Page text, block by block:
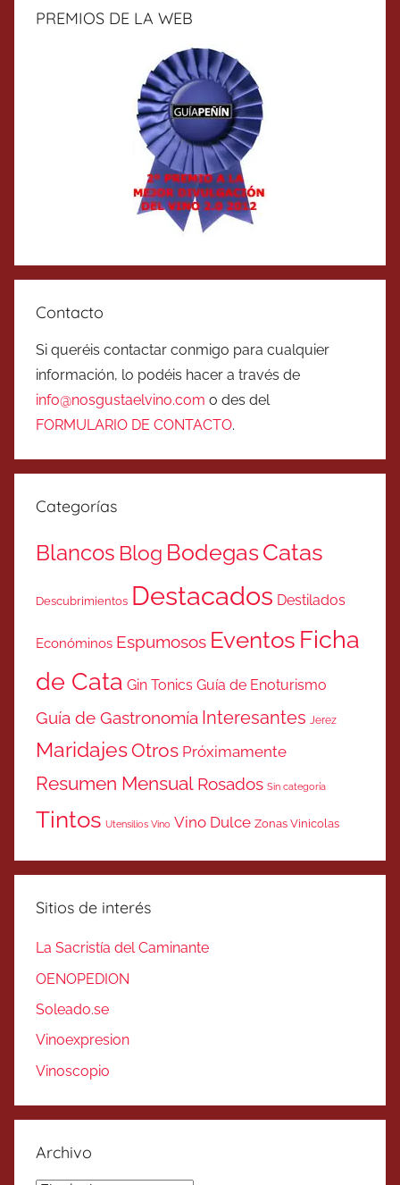
PREMIOS DE LA WEB
Contacto
Si queréis contactar conmigo para cualquier
información, lo podéis hacer a través de
info@nosgustaelvino.com o des del
FORMULARIO DE CONTACTO.
Categorías
Blancos Blog BodegasCatas
Descubrimientos Destacados Destilados
Económinos Espumosos Eventos Ficha
de Cata Gin Tonics Guía de Enoturismo
Guía de Gastronomía Interesantes Jerez
MaridajesOtros Próximamente
Resumen Mensual Rosados Sin categoría
Tintos Utensilios Vino Vino Dulce Zonas Vinicolas
Sitios de interés
La Sacristía del Caminante
OENOPEDION
Soleado.se
Vinoexpresion
Vinoscopio
Archivo